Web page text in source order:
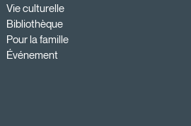
Vie culturelle
Bibliothèque
Pour la famille
Événement